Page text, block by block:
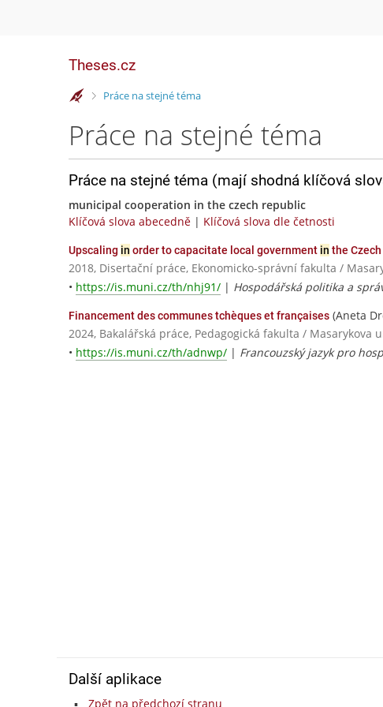
Theses.cz
>Práce na stejné téma
Práce na stejné téma
Práce na stejné téma (mají shodná klíčová
municipal cooperation in the czech republic
Klíčová slova abecedně | Klíčová slova dle četnosti
Upscaling in order to capacitate local government in the
2018, Disertační práce, Ekonomicko-správní fakulta /
• https://is.muni.cz/th/nhj91/ | Hospodářská politika a
Financement des communes tchèques et françaises (Aneta
2024, Bakalářská práce, Pedagogická fakulta / Masarykova
• https://is.muni.cz/th/adnwp/ | Francouzský jazyk pro
Další aplikace
Zpět na předchozí stranu